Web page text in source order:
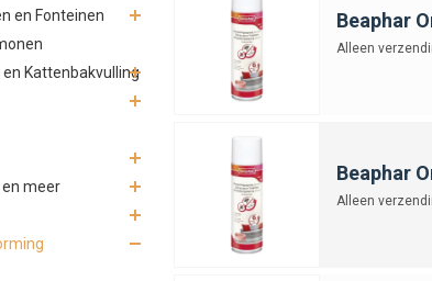
en Fonteinen
Kattenbakvulling
meer
Beaphar
Alleen
Beaphar
Alleen